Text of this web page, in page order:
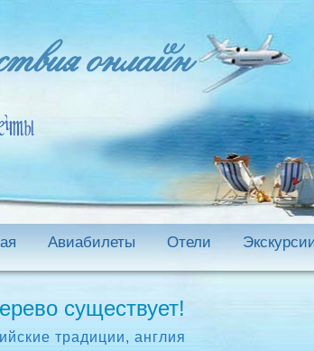
Авиабилеты Отели
существует!
традиции,англия